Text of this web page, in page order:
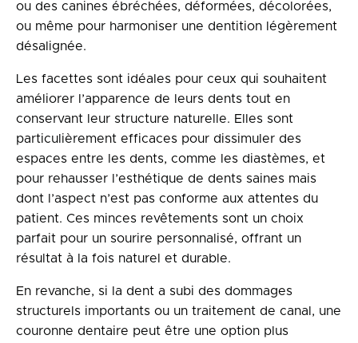
ou des canines ébréchées, déformées, décolorées,
ou même pour harmoniser une dentition légèrement
désalignée.
Les facettes sont idéales pour ceux qui souhaitent
améliorer l’apparence de leurs dents tout en
conservant leur structure naturelle. Elles sont
particulièrement efficaces pour dissimuler des
espaces entre les dents, comme les diastèmes, et
pour rehausser l’esthétique de dents saines mais
dont l’aspect n’est pas conforme aux attentes du
patient. Ces minces revêtements sont un choix
parfait pour un sourire personnalisé, offrant un
résultat à la fois naturel et durable.
En revanche, si la dent a subi des dommages
structurels importants ou un traitement de canal, une
couronne dentaire peut être une option plus